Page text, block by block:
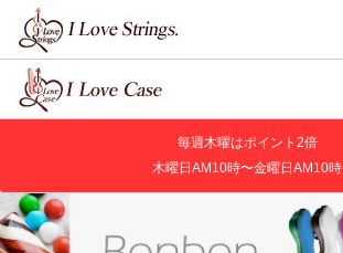
毎週木曜はポイント2倍
木曜日AM10時〜金曜日AM10時